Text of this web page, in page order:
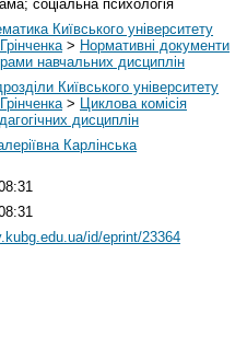
соціальна психологія
Київського університету
> Нормативні документи
навчальних дисциплін
Київського університету
> Циклова комісія
дисциплін
Карлінська
id/eprint/23364